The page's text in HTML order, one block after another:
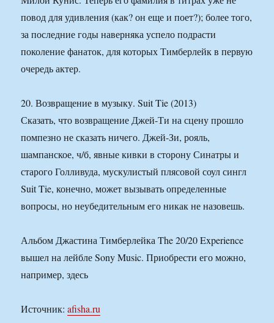
повод для удивления (как? он еще и поет?); более того,
за последние годы наверняка успело подрасти
поколение фанаток, для которых Тимберлейк в первую
очередь актер.
20. Возвращение в музыку. Suit Tie (2013)
Сказать, что возвращение Джей-Ти на сцену прошло
помпезно не сказать ничего. Джей-Зи, рояль,
шампанское, ч/б, явные кивки в сторону Синатры и
старого Голливуда, мускулистый плясовой соул сингл
Suit Tie, конечно, может вызывать определенные
вопросы, но неубедительным его никак не назовешь.
Альбом Джастина Тимберлейка The 20/20 Experience
вышел на лейбле Sony Music. Приобрести его можно,
например, здесь
Источник:afisha.ru